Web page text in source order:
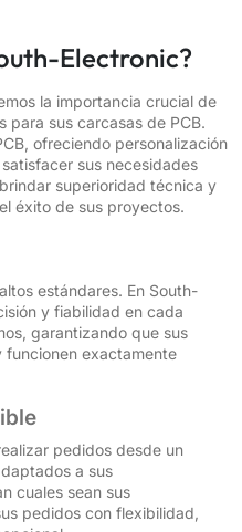
Electronic?
la importancia crucial de
para sus carcasas de PCB.
ofreciendo personalización
sus necesidades
superioridad técnica y
éxito de sus proyectos.
estándares. En South-
y fiabilidad en cada
garantizando que sus
funcionen exactamente
pedidos desde un
a sus
cuales sean sus
pedidos con flexibilidad,